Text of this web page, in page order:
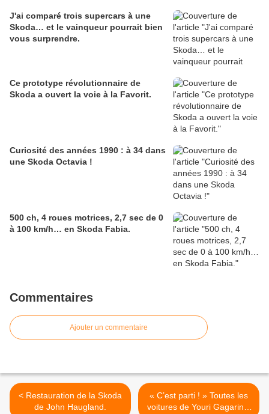
J'ai comparé trois supercars à une
Skoda… et le vainqueur pourrait bien
vous surprendre.
Ce prototype révolutionnaire de
Skoda a ouvert la voie à la Favorit.
Curiosité des années 1990 : à 34 dans
une Skoda Octavia !
500 ch, 4 roues motrices, 2,7 sec de 0
à 100 km/h… en Skoda Fabia.
Commentaires
Ajouter un commentaire
< Restauration de la Skoda
de John Haugland.
« C’est parti ! » Toutes les
voitures de Youri Gagarine.